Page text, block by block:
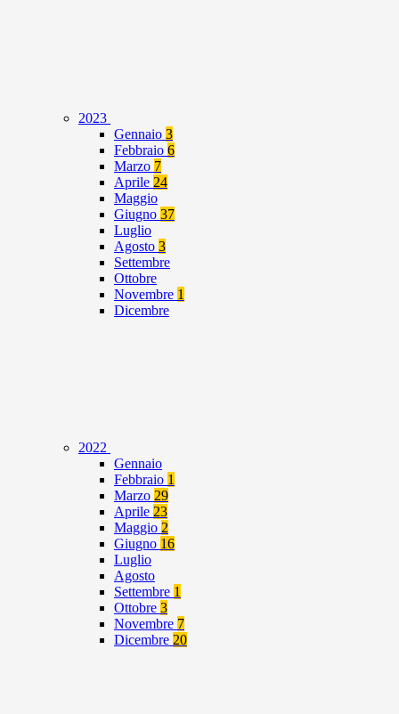
2023
Gennaio 3
Febbraio 6
Marzo 7
Aprile 24
Maggio
Giugno 37
Luglio
Agosto 3
Settembre
Ottobre
Novembre 1
Dicembre
2022
Gennaio
Febbraio 1
Marzo 29
Aprile 23
Maggio 2
Giugno 16
Luglio
Agosto
Settembre 1
Ottobre 3
Novembre 7
Dicembre 20